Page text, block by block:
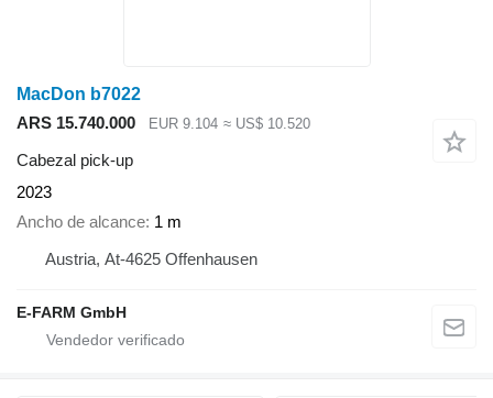
MacDon b7022
ARS 15.740.000
EUR 9.104 ≈ US$ 10.520
Cabezal pick-up
2023
Ancho de alcance 1 m
Austria, At-4625 Offenhausen
E-FARM GmbH